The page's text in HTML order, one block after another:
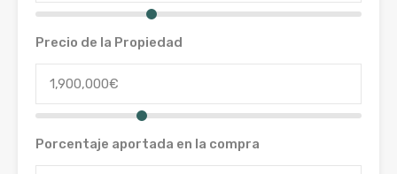
Precio de la Propiedad
Porcentaje aportada en la compra